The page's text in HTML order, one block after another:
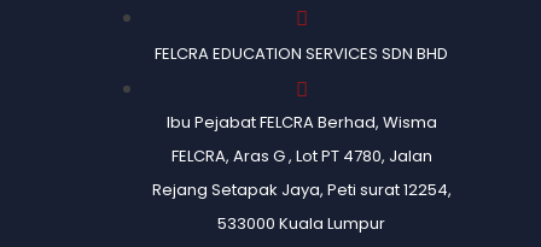
FELCRA EDUCATION SERVICES SDN BHD
Ibu Pejabat FELCRA Berhad, Wisma
FELCRA, Aras G , Lot PT 4780, Jalan
Rejang Setapak Jaya, Peti surat 12254,
533000 Kuala Lumpur